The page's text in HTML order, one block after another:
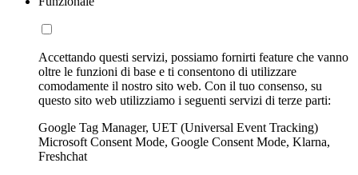
Accettando questi servizi, possiamo fornirti feature che vanno
oltre le funzioni di base e ti consentono di utilizzare
comodamente il nostro sito web. Con il tuo consenso, su
questo sito web utilizziamo i seguenti servizi di terze parti:
Google Tag Manager, UET (Universal Event Tracking)
Microsoft Consent Mode, Google Consent Mode, Klarna,
Freshchat